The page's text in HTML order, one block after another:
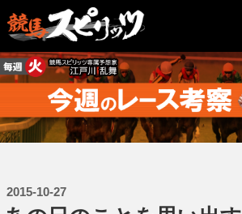
2015-10-27